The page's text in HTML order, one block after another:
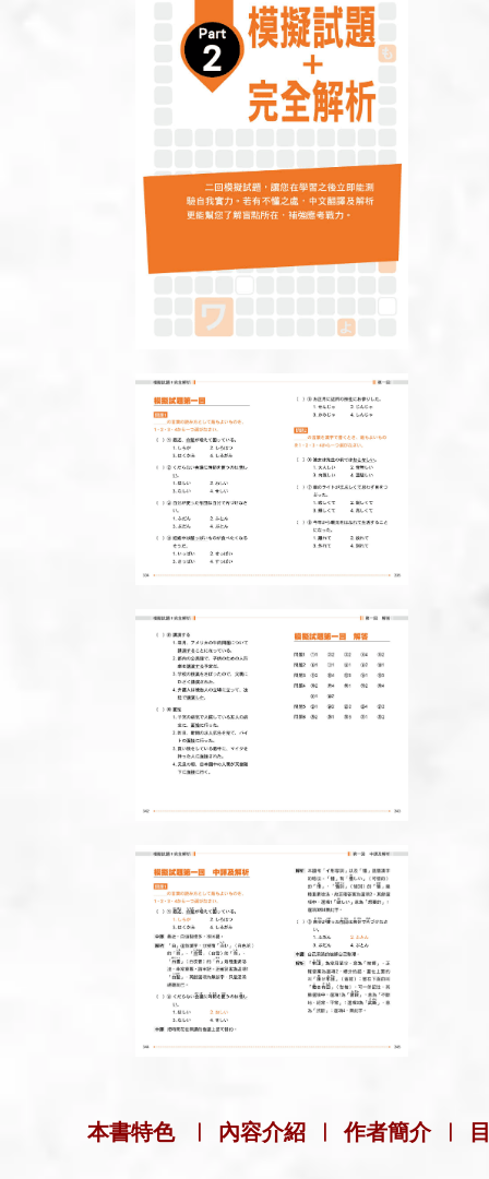
本書特色 | 內容介紹 |作者簡介 |